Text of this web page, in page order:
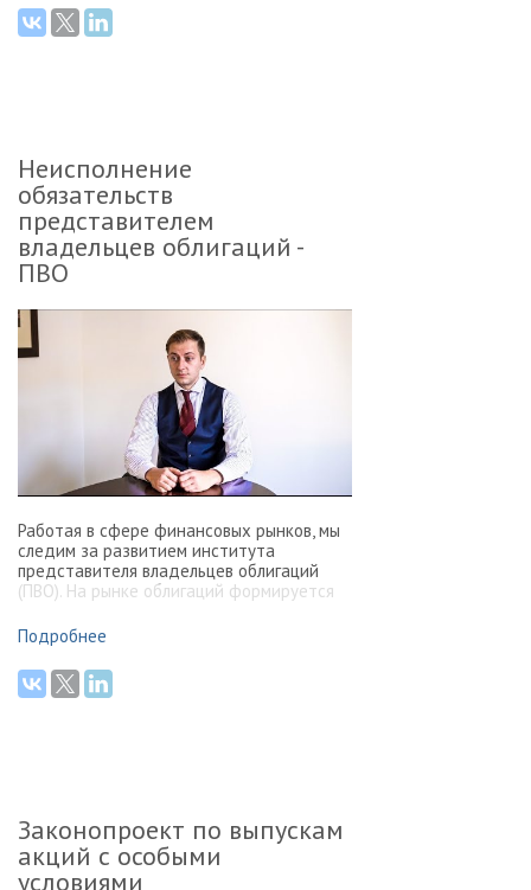
Неисполнение
обязательств
представителем
владельцев облигаций -
ПВО
Работая в сфере финансовых рынков, мы
следим за развитием института
представителя владельцев облигаций
(ПВО). На рынке облигаций формируется
владельцев облигаций (О1, Домашние
деньги и других), так как суды и
владельцы облигаций, не имеют
необходимых знаний и опыта.
ÐŸÐ¾Ð´Ñ€Ð¾Ð±Ð½ÐµÐµ
Подробнее
Законопроект по выпускам
акций с особыми
условиями